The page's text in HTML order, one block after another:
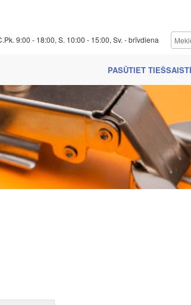
9:00 - 18:00, S. 10:00 - 15:00, Sv. - brīvdiena
PASŪTIET